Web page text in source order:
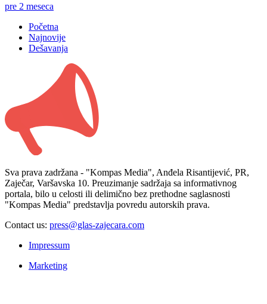
pre 2 meseca
Početna
Najnovije
Dešavanja
Sva prava zadržana - "Kompas Media", Anđela Risantijević, PR,
Zaječar, Varšavska 10. Preuzimanje sadržaja sa informativnog
portala, bilo u celosti ili delimično bez prethodne saglasnosti
"Kompas Media" predstavlja povredu autorskih prava.
Contact us: press@glas-zajecara.com
Impressum
Marketing